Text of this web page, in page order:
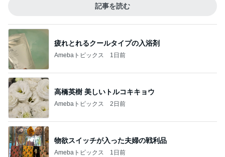
記事を読む
疲れとれるクールタイプの入浴剤
Amebaトピックス 1日前
高橋英樹 美しいトルコキキョウ
Amebaトピックス 2日前
物欲スイッチが入った夫婦の戦利品
Amebaトピックス 1日前